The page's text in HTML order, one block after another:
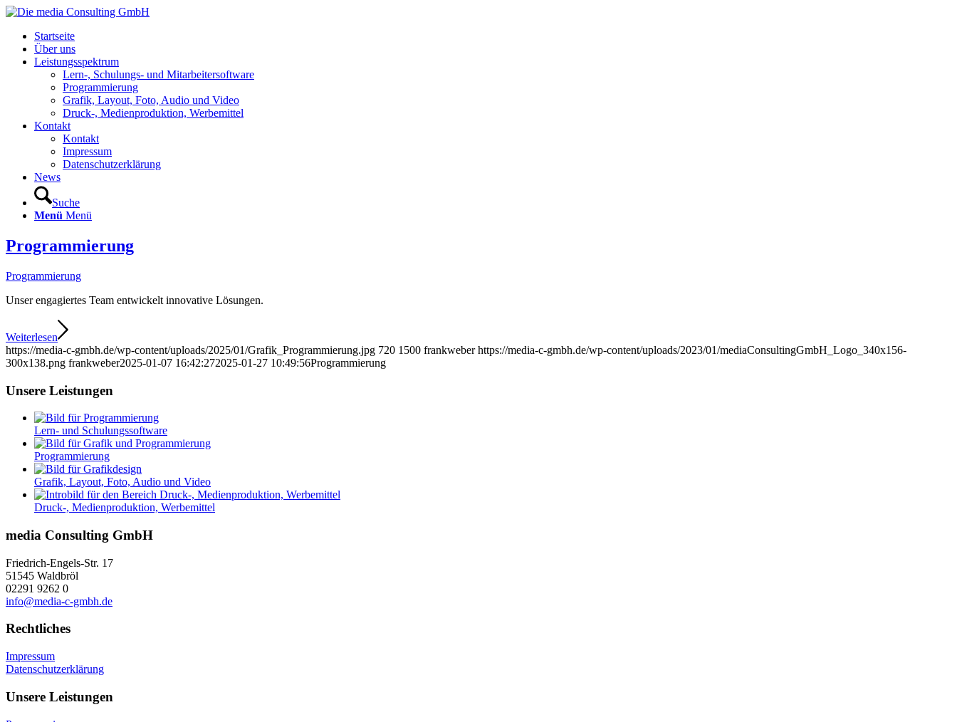
Startseite
Über uns
Leistungsspektrum
Lern-, Schulungs- und Mitarbeitersoftware
Programmierung
Grafik, Layout, Foto, Audio und Video
Druck-, Medienproduktion, Werbemittel
Kontakt
Kontakt
Impressum
Datenschutzerklärung
News
Suche
Menü Menü
Programmierung
Programmierung
Unser engagiertes Team entwickelt innovative Lösungen.
Weiterlesen
https://media-c-gmbh.de/wp-content/uploads/2025/01/Grafik_Programmierung.jpg 720 1500 frankweber https://media-c-gmbh.de/wp-content/uploads/2023/01/mediaConsultingGmbH_Logo_340x156-
300x138.png frankweber2025-01-07 16:42:272025-01-27 10:49:56Programmierung
Unsere Leistungen
Lern- und Schulungssoftware
Programmierung
Grafik, Layout, Foto, Audio und Video
Druck-, Medienproduktion, Werbemittel
media Consulting GmbH
Friedrich-Engels-Str. 17
51545 Waldbröl
02291 9262 0
info@media-c-gmbh.de
Rechtliches
Impressum
Datenschutzerklärung
Unsere Leistungen